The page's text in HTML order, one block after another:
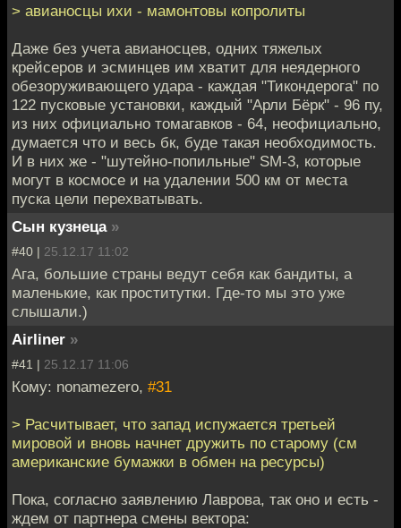
> авианосцы ихи - мамонтовы копролиты
Даже без учета авианосцев, одних тяжелых
крейсеров и эсминцев им хватит для неядерного
обезоруживающего удара - каждая "Тикондерога" по
122 пусковые установки, каждый "Арли Бёрк" - 96 пу,
из них официально томагавков - 64, неофициально,
думается что и весь бк, буде такая необходимость.
И в них же - "шутейно-попильные" SM-3, которые
могут в космосе и на удалении 500 км от места
пуска цели перехватывать.
Сын кузнеца »
#40 | 25.12.17 11:02
Ага, большие страны ведут себя как бандиты, а
маленькие, как проститутки. Где-то мы это уже
слышали.)
Airliner »
#41 | 25.12.17 11:06
Кому: nonamezero, #31
> Расчитывает, что запад испужается третьей
мировой и вновь начнет дружить по старому (см
американские бумажки в обмен на ресурсы)
Пока, согласно заявлению Лаврова, так оно и есть -
ждем от партнера смены вектора: